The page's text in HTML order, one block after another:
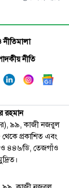
নীতিমালা
নীতি
রহমান
৯৯, কাজী নজরুল
প্রকাশিত এবং
ও ৪৪৬/ডি, তেজগাঁও